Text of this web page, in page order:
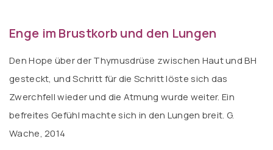
Enge im Brustkorb und den Lungen
Den Hope über der Thymusdrüse zwischen Haut und BH
gesteckt, und Schritt für die Schritt löste sich das
Zwerchfell wieder und die Atmung wurde weiter. Ein
befreites Gefühl machte sich in den Lungen breit. G.
Wache, 2014